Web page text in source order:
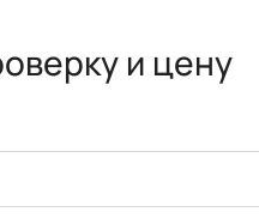
и цену